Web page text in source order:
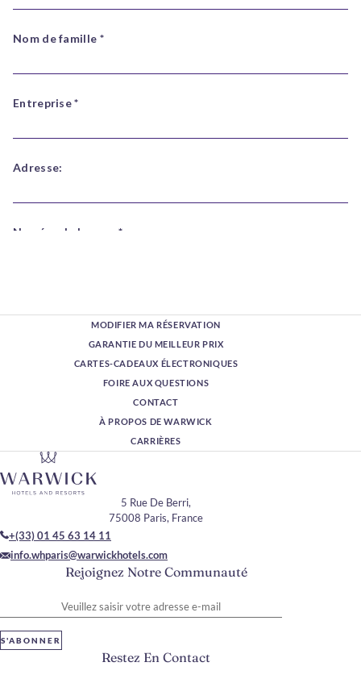
MODIFIER MA RÉSERVATION
GARANTIE DU MEILLEUR PRIX
CARTES-CADEAUX ÉLECTRONIQUES
FOIRE AUX QUESTIONS
CONTACT
À PROPOS DE WARWICK
CARRIÈRES
Rejoignez Notre Communauté
S'ABONNER
5 Rue De Berri,
75008 Paris, France
+(33) 01 45 63 14 11
info.whparis@warwickhotels.com
Restez En Contact